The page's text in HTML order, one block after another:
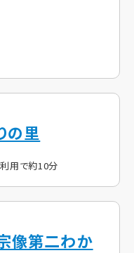
の里
用で約10分
像第二わか